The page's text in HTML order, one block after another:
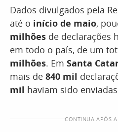
Dados divulgados pela
até o início de maio,
milhões de declarações
em todo o país, de um
milhões. Em Santa
mais de 840 mil
mil haviam sido
CONTINUA APÓS